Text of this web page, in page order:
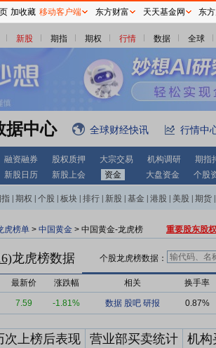
新股 期指 期权 行情 数据 全球
据中心 全球财经快讯 行情中
融资融券 股权质押 大宗交易 机构调研
期指
新股日历 新股上会 资金 大盘资金 个股
期权 个股 板块 排行 新股 基金 港股 美股 期货
虎榜单 > 中国黄金 > 中国黄金-龙虎榜 重要股东股
龙虎榜数据 个股龙虎榜数据：
最新价 涨跌幅 相关 换手率
7.59 -1.81% 数据 股吧 研报 0.87%
次上榜后表现 营业部买卖统计 机构
加收藏 移动客户端 东方财富 天天基金网 东